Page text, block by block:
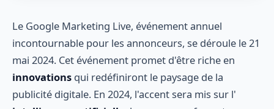
Le Google Marketing Live, événement annuel
incontournable pour les annonceurs, se déroule le 21
mai 2024. Cet événement promet d'être riche en
innovations qui redéfiniront le paysage de la
publicité digitale. En 2024, l'accent sera mis sur l'